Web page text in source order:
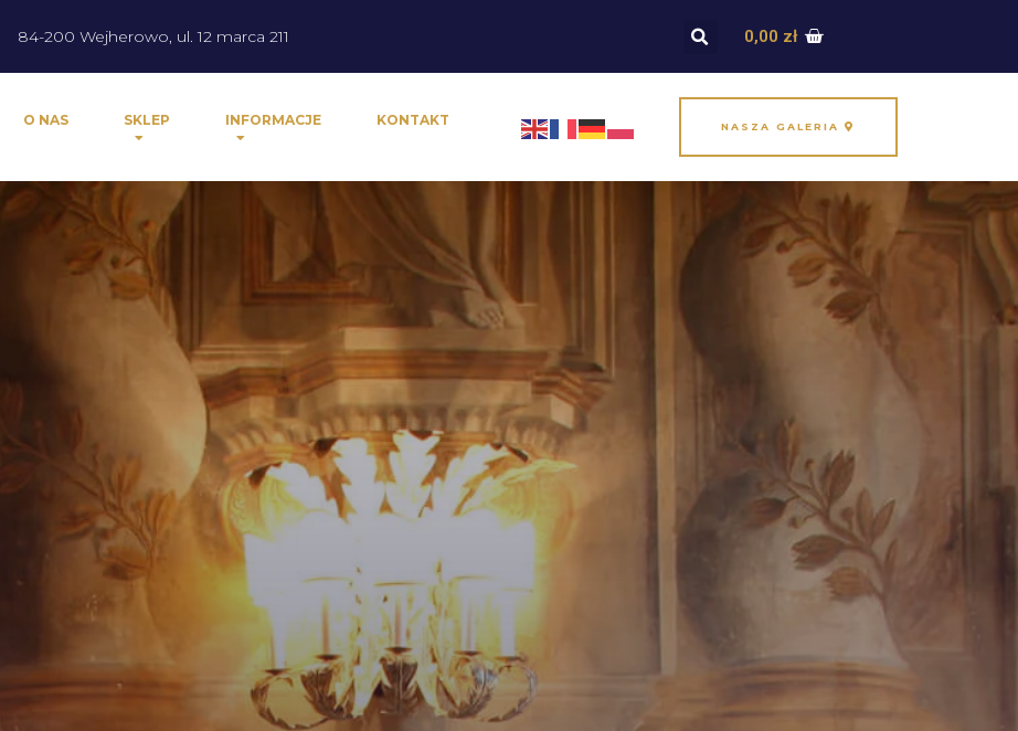
84-200 Wejherowo, ul. 12 marca 211 0,00 zł
O NAS SKLEP INFORMACJE KONTAKT NASZA GALERIA